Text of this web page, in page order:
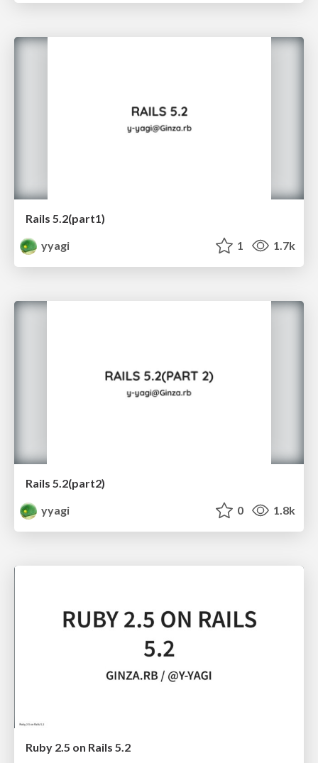
Rails 5.2(part1)
yyagi
1 1.7k
Rails 5.2(part2)
yyagi
0 1.8k
Ruby 2.5 on Rails 5.2